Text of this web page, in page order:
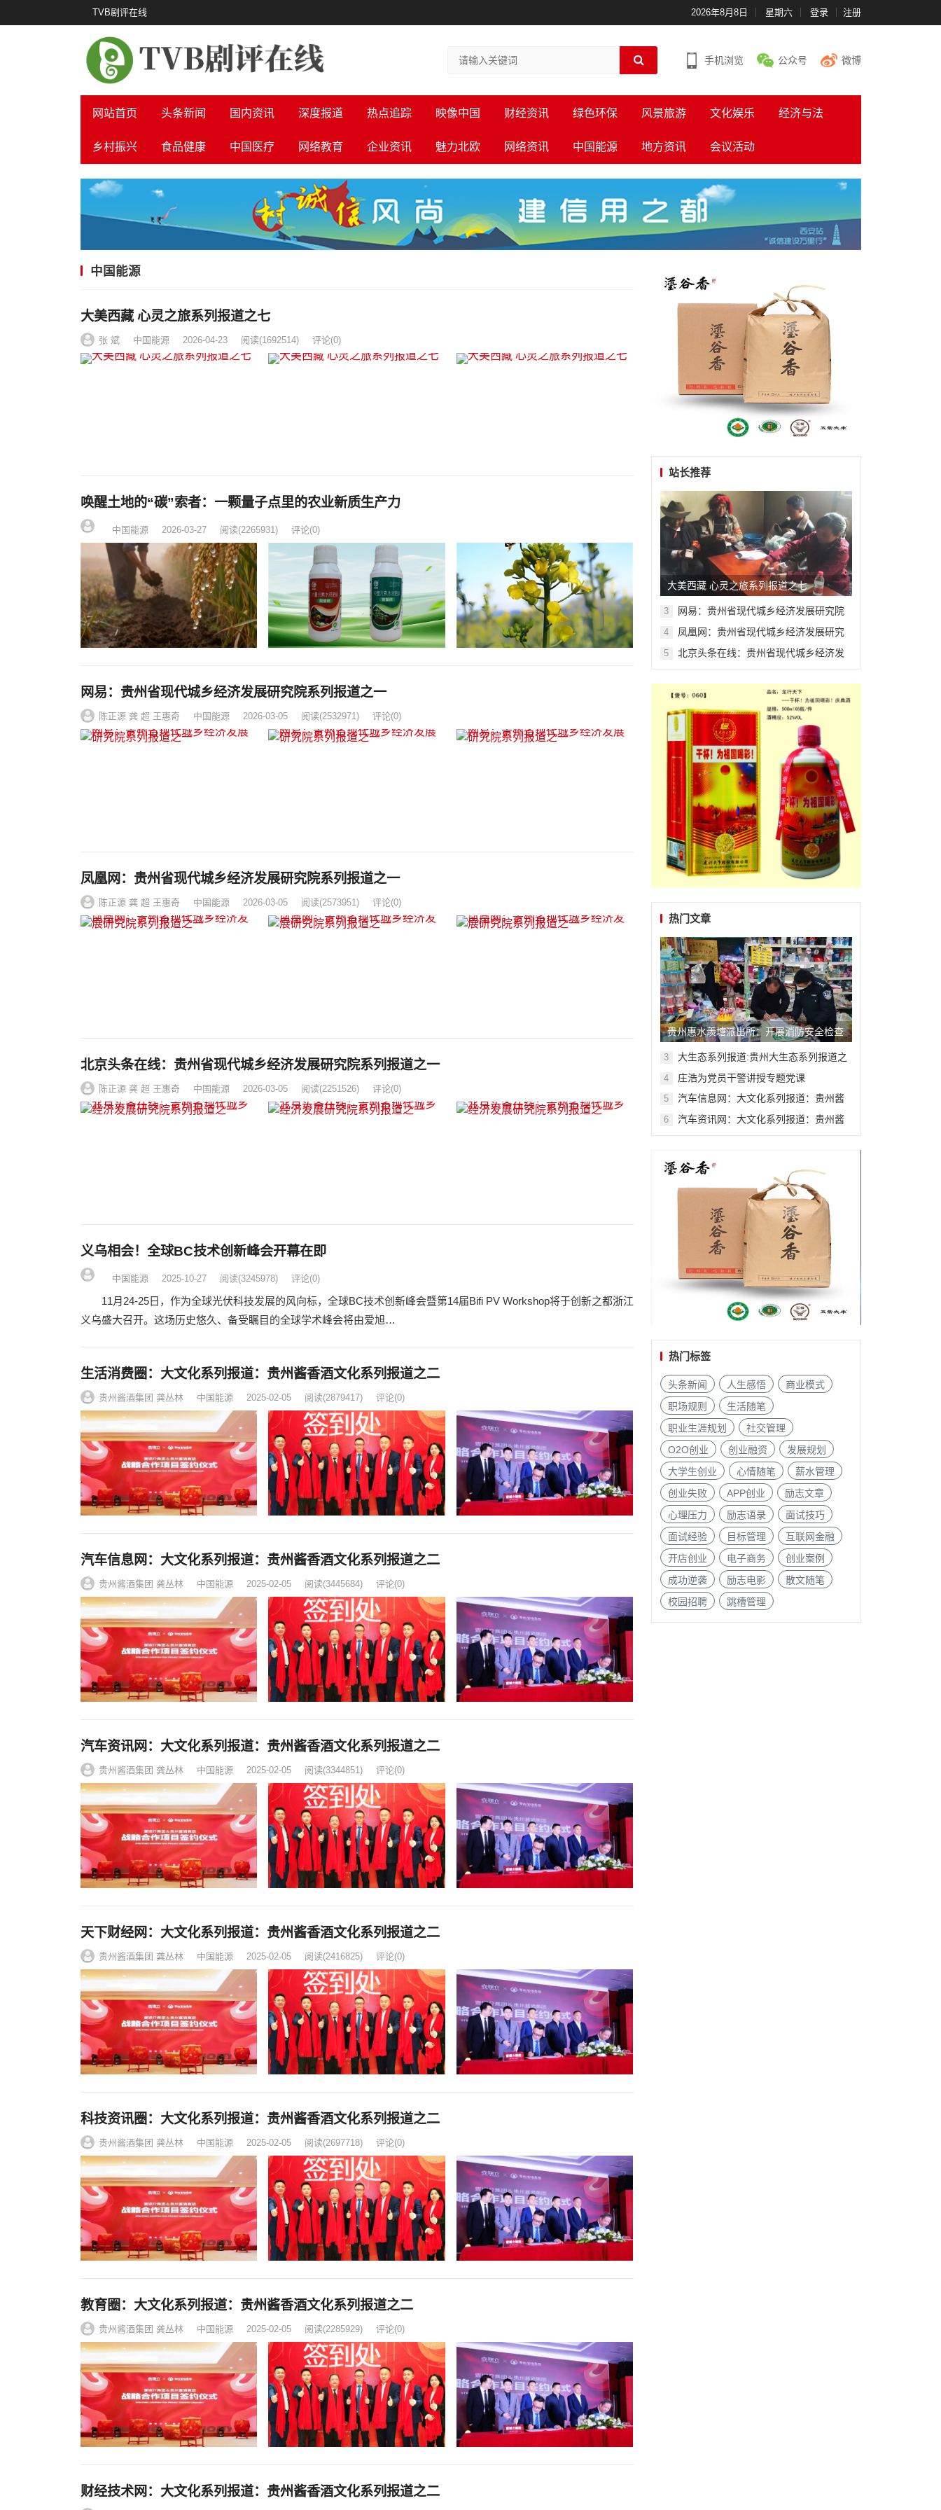
TVB剧评在线 2026年8月8日 星期六 登录 注册
手机浏览 公众号 微博
网站首页 头条新闻 国内资讯 深度报道 热点追踪 映像中国 财经资讯 绿色环保 风景旅游 文化娱乐 经济与法
乡村振兴 食品健康 中国医疗 网络教育 企业资讯 魅力北欧 网络资讯 中国能源 地方资讯 会议活动
中国能源
大美西藏 心灵之旅系列报道之七
张 斌 中国能源 2026-04-23 阅读(1692514) 评论(0)
唤醒土地的“碳”索者：一颗量子点里的农业新质生产力
中国能源 2026-03-27 阅读(2265931) 评论(0)
网易：贵州省现代城乡经济发展研究院系列报道之一
陈正源 龚 超 王惠奇 中国能源 2026-03-05 阅读(2532971) 评论(0)
凤凰网：贵州省现代城乡经济发展研究院系列报道之一
陈正源 龚 超 王惠奇 中国能源 2026-03-05 阅读(2573951) 评论(0)
北京头条在线：贵州省现代城乡经济发展研究院系列报道之一
陈正源 龚 超 王惠奇 中国能源 2026-03-05 阅读(2251526) 评论(0)
义乌相会！全球BC技术创新峰会开幕在即
中国能源 2025-10-27 阅读(3245978) 评论(0)
11月24-25日，作为全球光伏科技发展的风向标，全球BC技术创新峰会暨第14届Bifi PV Workshop将于创新之都浙江
义乌盛大召开。这场历史悠久、备受瞩目的全球学术峰会将由爱旭…
生活消费圈：大文化系列报道：贵州酱香酒文化系列报道之二
贵州酱酒集团 龚丛林 中国能源 2025-02-05 阅读(2879417) 评论(0)
汽车信息网：大文化系列报道：贵州酱香酒文化系列报道之二
贵州酱酒集团 龚丛林 中国能源 2025-02-05 阅读(3445684) 评论(0)
汽车资讯网：大文化系列报道：贵州酱香酒文化系列报道之二
贵州酱酒集团 龚丛林 中国能源 2025-02-05 阅读(3344851) 评论(0)
天下财经网：大文化系列报道：贵州酱香酒文化系列报道之二
贵州酱酒集团 龚丛林 中国能源 2025-02-05 阅读(2416825) 评论(0)
科技资讯圈：大文化系列报道：贵州酱香酒文化系列报道之二
贵州酱酒集团 龚丛林 中国能源 2025-02-05 阅读(2697718) 评论(0)
教育圈：大文化系列报道：贵州酱香酒文化系列报道之二
贵州酱酒集团 龚丛林 中国能源 2025-02-05 阅读(2285929) 评论(0)
财经技术网：大文化系列报道：贵州酱香酒文化系列报道之二
站长推荐
大美西藏 心灵之旅系列报道之七
3
网易：贵州省现代城乡经济发展研究院
4
凤凰网：贵州省现代城乡经济发展研究
5
北京头条在线：贵州省现代城乡经济发
热门文章
贵州惠水羡塘派出所：开展消防安全检查
工作
3
大生态系列报道:贵州大生态系列报道之
4 庄浩为党员干警讲授专题党课
5
汽车信息网：大文化系列报道：贵州酱
6
汽车资讯网：大文化系列报道：贵州酱
热门标签
头条新闻 人生感悟
商业模式
职场规则
生活随笔
职业生涯规划
社交管理
O2O创业
创业融资
发展规划
大学生创业
心情随笔
薪水管理
创业失败
APP创业
励志文章
心理压力
励志语录
面试技巧
面试经验
目标管理
互联网金融
开店创业
电子商务
创业案例
成功逆袭
励志电影
散文随笔
校园招聘
跳槽管理